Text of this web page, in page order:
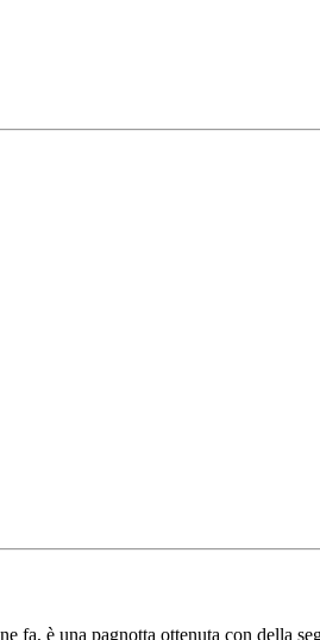
fa, è una pagnotta ottenuta con della